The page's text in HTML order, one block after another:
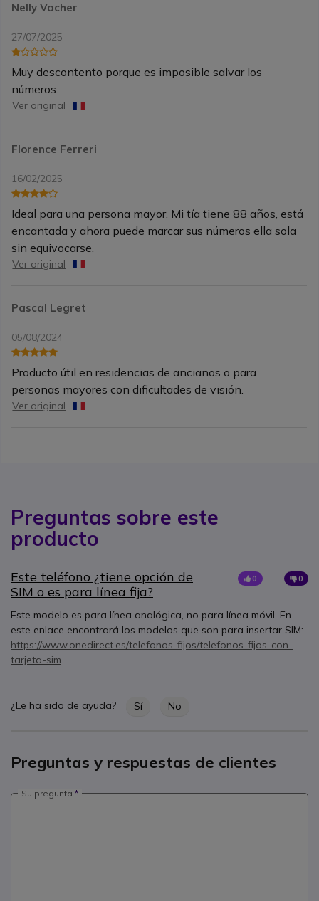
Nelly Vacher
27/07/2025
Muy descontento porque es imposible salvar los
números.
Ver original
Florence Ferreri
16/02/2025
Ideal para una persona mayor. Mi tía tiene 88 años, está
encantada y ahora puede marcar sus números ella sola
sin equivocarse.
Ver original
Pascal Legret
05/08/2024
Producto útil en residencias de ancianos o para
personas mayores con dificultades de visión.
Ver original
Preguntas sobre este
producto
Este teléfono ¿tiene opción de
SIM o es para línea fija?
0 0
Este modelo es para línea analógica, no para línea móvil. En
este enlace encontrará los modelos que son para insertar SIM:
https://www.onedirect.es/telefonos-fijos/telefonos-fijos-con-
tarjeta-sim
¿Le ha sido de ayuda? Sí No
Preguntas y respuestas de clientes
Su pregunta